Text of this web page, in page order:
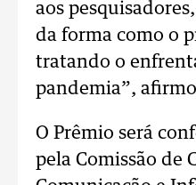
aos
da forma como o
tratando o
pandemia”,
O Prêmio será
pela Comissão de